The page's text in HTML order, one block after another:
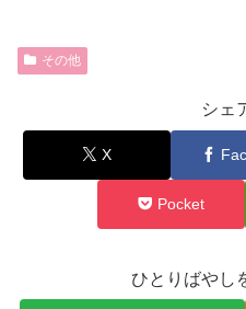
その他
シェ
X
Pocket
ひとりばやし